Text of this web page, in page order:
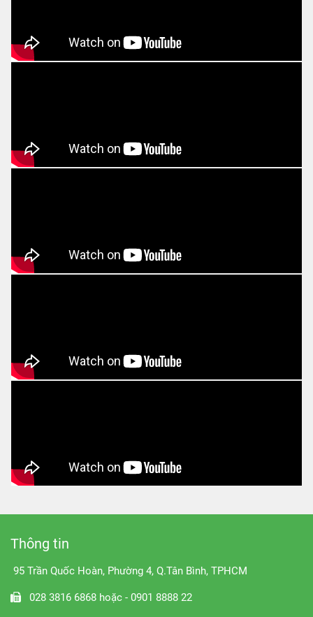
Thông tin
95 Trần Quốc Hoàn, Phường 4, Q.Tân Bình, TPHCM
028 3816 6868 hoặc - 0901 8888 22